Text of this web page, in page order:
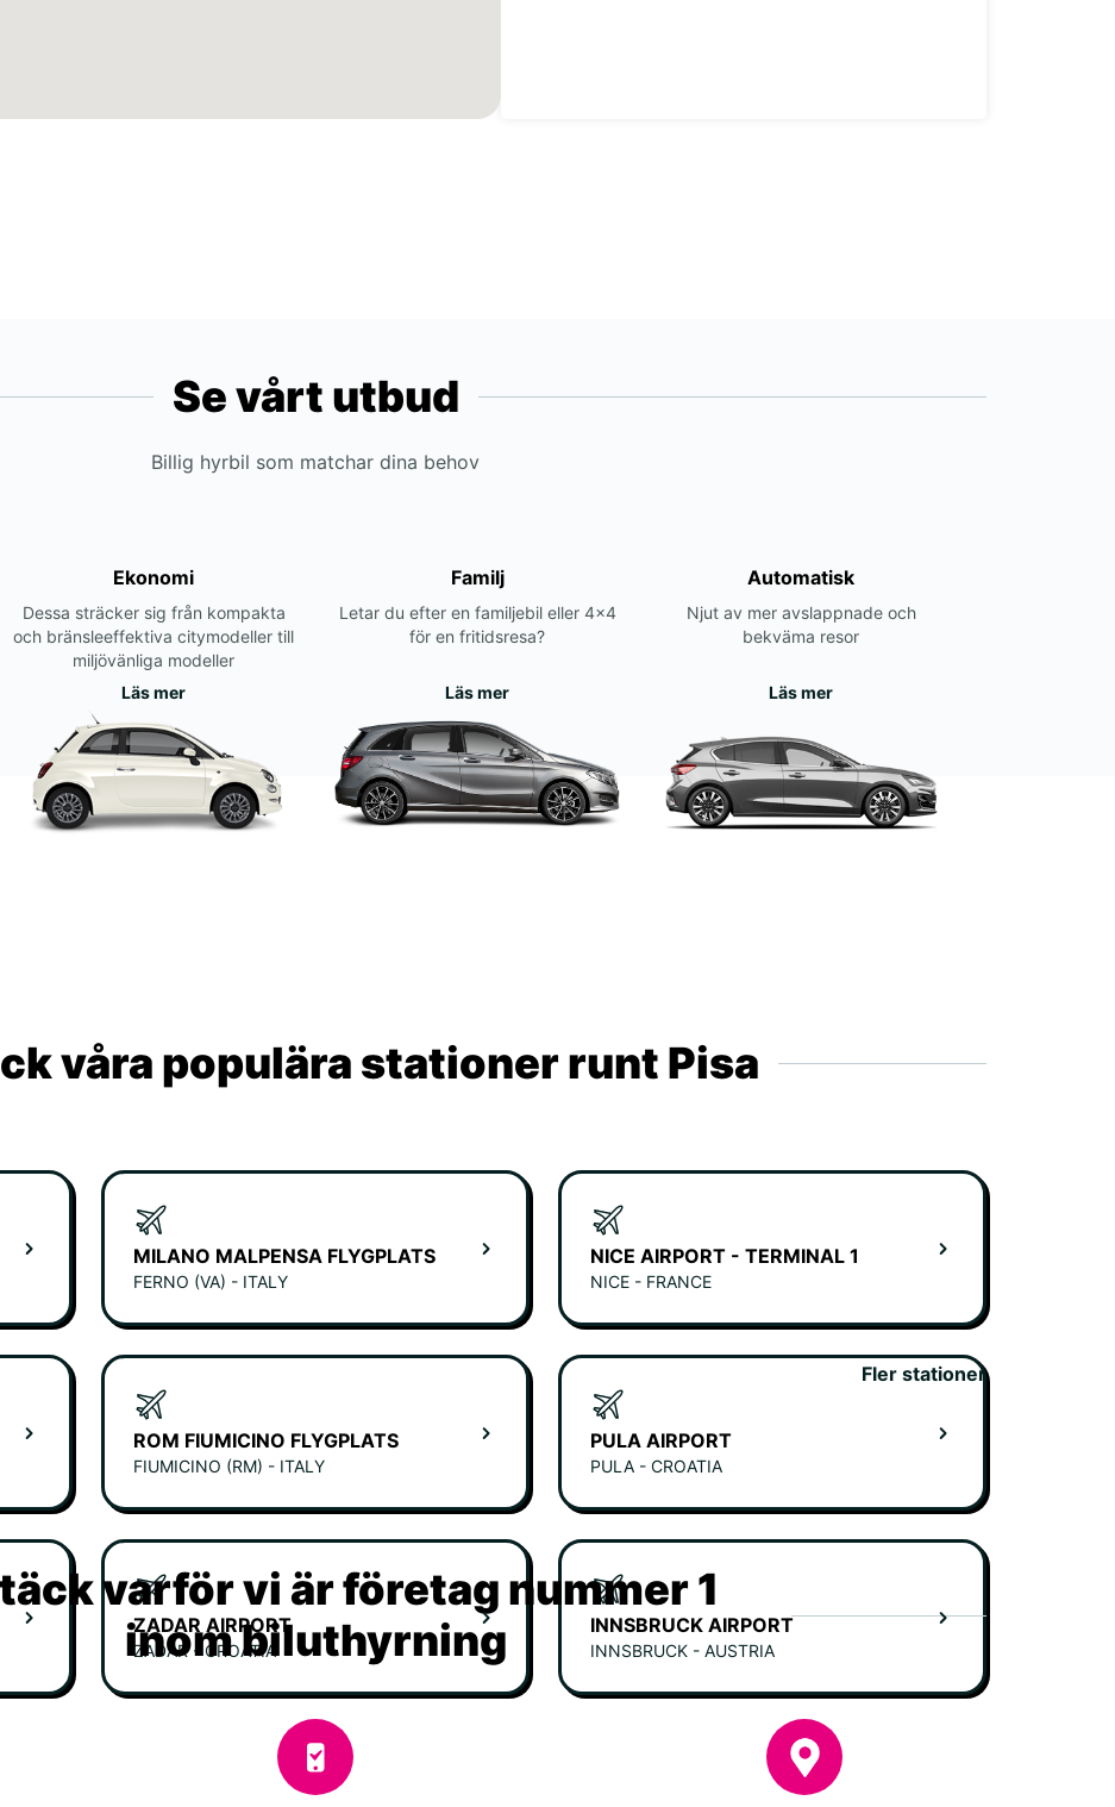
Se vårt utbud
Billig hyrbil som matchar dina behov
Ekonomi
Dessa sträcker sig från kompakta
och bränsleeffektiva citymodeller till
miljövänliga modeller
Läs mer
Familj
Letar du efter en familjebil eller 4x4
för en fritidsresa?
Läs mer
Automatisk
Njut av mer avslappnade och
bekväma resor
Läs mer
våra populära stationer runt Pisa
MILANO MALPENSA FLYGPLATS
FERNO (VA) - ITALY
NICE AIRPORT - TERMINAL 1
NICE - FRANCE
ROM FIUMICINO FLYGPLATS
FIUMICINO (RM) - ITALY
PULA AIRPORT
PULA - CROATIA
ZADAR AIRPORT
ZADAR - CROATIA
INNSBRUCK AIRPORT
INNSBRUCK - AUSTRIA
Fler stationer
varför vi är företag nummer 1
inom biluthyrning